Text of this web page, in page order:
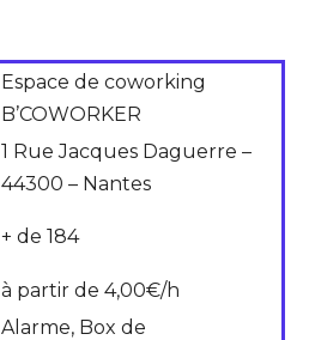
Espace de coworking
B’COWORKER
1 Rue Jacques Daguerre –
44300 – Nantes
+ de 184
à partir de 4,00€/h
Alarme, Box de